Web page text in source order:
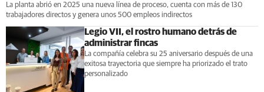
La planta abrió en 2025 una nueva línea de proceso, cuenta con más de 130
trabajadores directos y genera unos 500 empleos indirectos
Legio VII, el rostro humano detrás de
administrar fincas
La compañía celebra su 25 aniversario después de una
exitosa trayectoria que siempre ha priorizado el trato
personalizado